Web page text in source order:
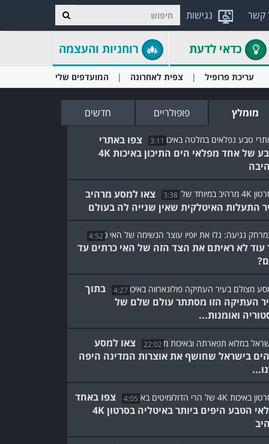
נגישות קשר
כדאי לדעת רוחניות והעצמה
עריכת פרופיל צפית לאחרונה המועדפים שלי
מומלץ פופולריים חדשים
3:11
צפו באתרי
הטבע של אחד מפלאי הים התיכון באיכות 4K
3:38
צאו למסע מרהיב
התעלות האיטלקית שאין שנייה לה בעולם
4:52
עוד לא ראיתם את הצד הזה של האי כרתים עד
4:27
בתוך
העתיקה הזו מסתתר עולם שלם של
ואומנות...
22:02
צאו למסע
בישראל שחושף את אוצרות המדינה היפה
4:05
צפו באחד
מפלאי הטבע היפים ביותר באיטליה בסרטון 4K